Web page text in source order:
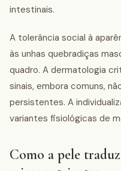
intestinais.
A tolerância social à
às unhas quebradiças
quadro. A dermatologia
sinais, embora comuns,
persistentes. A
variantes fisiológicas de
Como a pele